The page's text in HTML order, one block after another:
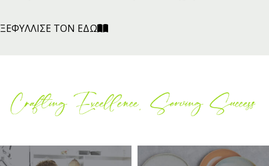
ΞΕΦΥΛΛΙΣΕ ΤΟΝ ΕΔΩ